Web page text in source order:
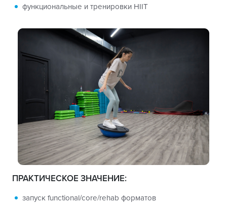
функциональные и тренировки HIIT
ПРАКТИЧЕСКОЕ ЗНАЧЕНИЕ:
запуск functional/core/rehab форматов